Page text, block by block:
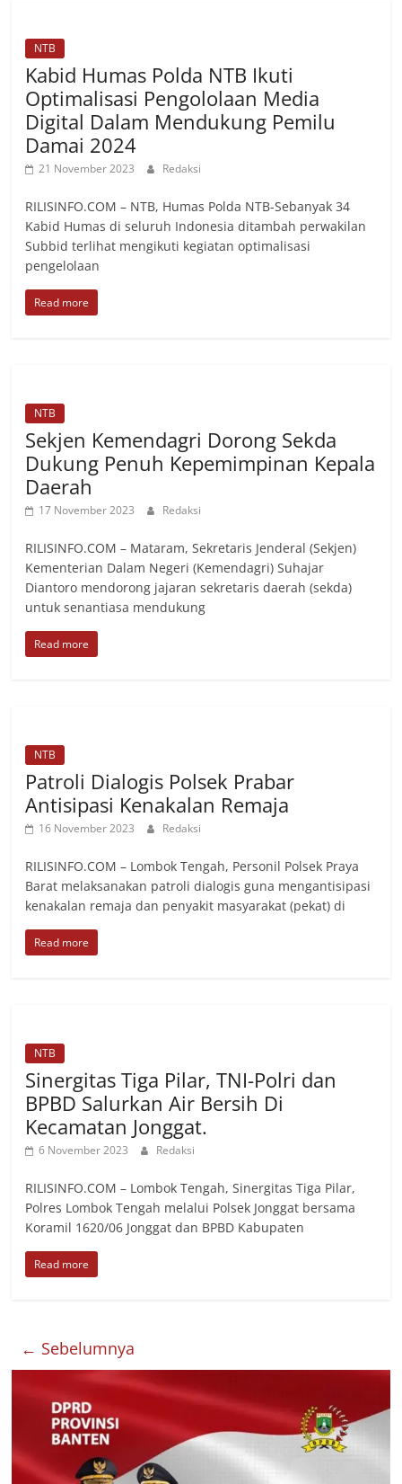
NTB
Kabid Humas Polda NTB Ikuti
Optimalisasi Pengololaan Media
Digital Dalam Mendukung Pemilu
Damai 2024
21 November 2023 Redaksi
RILISINFO.COM – NTB, Humas Polda NTB-Sebanyak 34
Kabid Humas di seluruh Indonesia ditambah perwakilan
Subbid terlihat mengikuti kegiatan optimalisasi
pengelolaan
Read more
NTB
Sekjen Kemendagri Dorong Sekda
Dukung Penuh Kepemimpinan Kepala
Daerah
17 November 2023 Redaksi
RILISINFO.COM – Mataram, Sekretaris Jenderal (Sekjen)
Kementerian Dalam Negeri (Kemendagri) Suhajar
Diantoro mendorong jajaran sekretaris daerah (sekda)
untuk senantiasa mendukung
Read more
NTB
Patroli Dialogis Polsek Prabar
Antisipasi Kenakalan Remaja
16 November 2023 Redaksi
RILISINFO.COM – Lombok Tengah, Personil Polsek Praya
Barat melaksanakan patroli dialogis guna mengantisipasi
kenakalan remaja dan penyakit masyarakat (pekat) di
Read more
NTB
Sinergitas Tiga Pilar, TNI-Polri dan
BPBD Salurkan Air Bersih Di
Kecamatan Jonggat.
6 November 2023 Redaksi
RILISINFO.COM – Lombok Tengah, Sinergitas Tiga Pilar,
Polres Lombok Tengah melalui Polsek Jonggat bersama
Koramil 1620/06 Jonggat dan BPBD Kabupaten
Read more
← Sebelumnya